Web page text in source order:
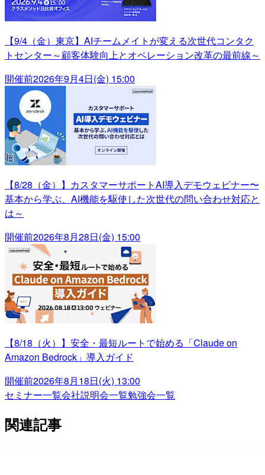
【9/4（金）東京】AIチームメイトが変える次世代コンタク
トセンター～顧客体験向上とオペレーション改革の最前線～
開催前2026年9月4日(金) 15:00
【8/28（金）】カスタマーサポートAI導入デモウェビナー〜
基本から学ぶ、AI機能を駆使した次世代の問い合わせ対応と
は～
開催前2026年8月28日(金) 15:00
【8/18（火）】安全・最短ルートで始める「Claude on
Amazon Bedrock」導入ガイド
開催前2026年8月18日(火) 13:00
セミナー一覧会社説明会一覧勉強会一覧
関連記事